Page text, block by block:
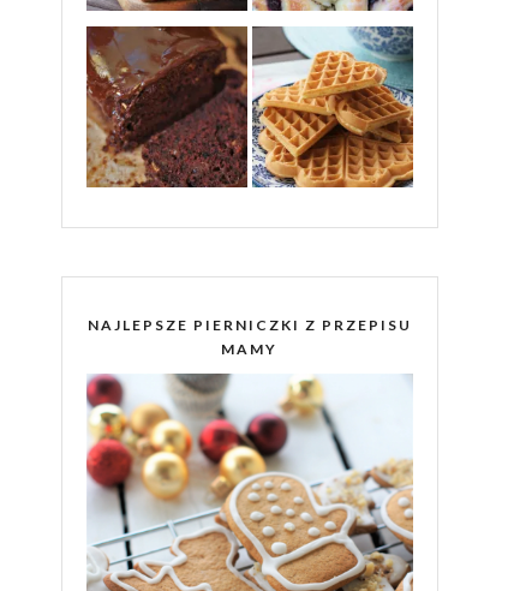
NAJLEPSZE PIERNICZKI Z PRZEPISU
MAMY